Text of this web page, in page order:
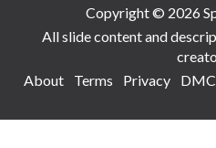
Copyright © 2026
All slide content and
About
Terms Privacy